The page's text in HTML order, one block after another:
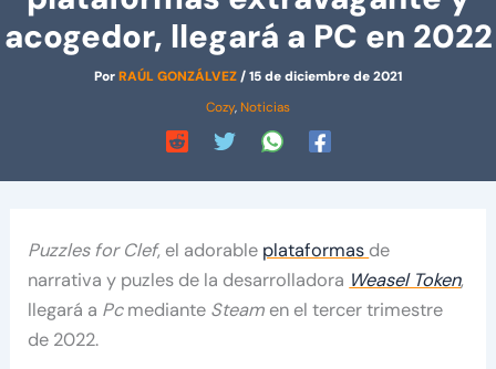
acogedor, llegará a PC en 2022
PorRAÚL GONZÁLVEZ/15 de diciembre de 2021
Cozy, Noticias
Puzzles for Clef, el adorable plataformas de
narrativa y puzles de la desarrolladora Weasel Token,
llegará a Pcmediante Steam en el tercer trimestre
de 2022.